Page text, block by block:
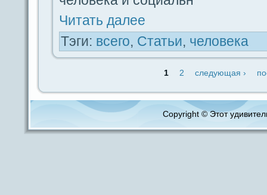
Читать дaлее
Тэги: вceго, Статьи, человека
1 2 следующая ›
Copyright © Этот